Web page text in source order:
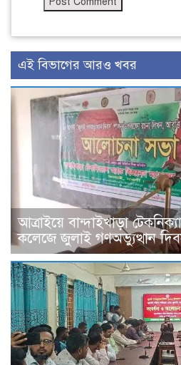
এই বিভাগের আরও খবর
আত্রাইয়ে বান্দাইখাড়া
কলেজে জুলাই গণঅভ্যুত্থান